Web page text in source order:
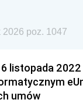
2026 poz. 1047
listopada 2022
umów